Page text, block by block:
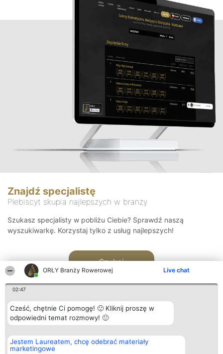
ORŁY Branży Rowerowej Live chat
02:47
Cześć, chętnie Ci pomogę! 🙂 Kliknij proszę w
odpowiedni temat rozmowy! 🙂
Jestem Laureatem, chcę odebrać materiały
marketingowe
Znajdź specjalistę
Plebiscyt skupia najlepszych w branży
Szukasz specjalisty w pobliżu Ciebie? Sprawdź naszą
wyszukiwarkę. Korzystaj tylko z usług najlepszych!
Szukaj
Organizator plebiscytu
Bright Side Solutions sp. z o.
o. sp. k.
Plebiscyt
Laureaci
Kontakt
Kontakt